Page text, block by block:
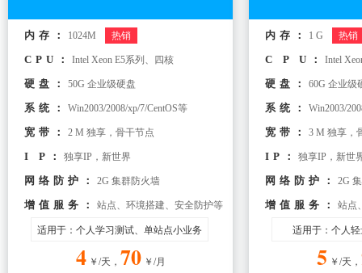
内存： 1024M 热销
CPU： Intel Xeon E5系列、四核
硬盘： 50G 企业级硬盘
系统： Win2003/2008/xp/7/CentOS等
宽带： 2 M 独享，骨干节点
I P： 独享IP，新世界
网络防护： 2G 集群防火墙
增值服务： 站点、环境搭建、安全防护等
适用于：个人学习测试、单站点小业务
4 ￥/天， 70 ￥/月
内存： 1 G 热销
C P U： Intel
硬盘： 60G 企业级
系统： Win2003/
宽带： 3 M 独享，
IP： 独享IP，新世
网络防护： 2G
增值服务： 站点
适用于：个人
5 ￥/天，